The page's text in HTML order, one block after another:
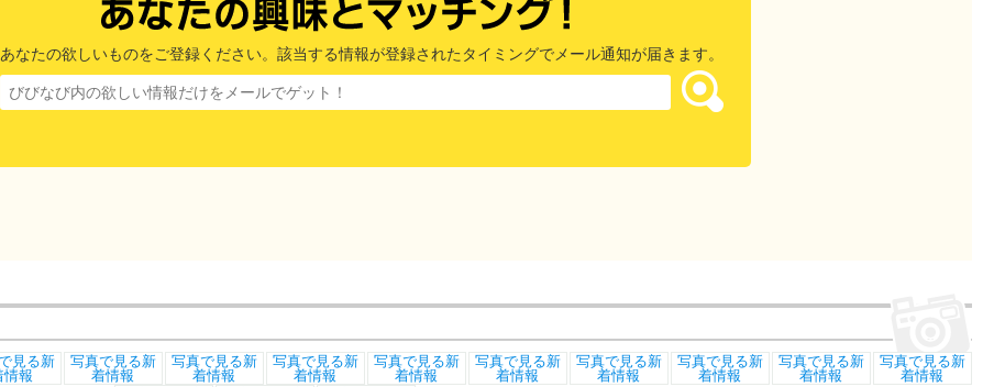
あなたの欲しいものをご登録ください。該当する情報が登録されたタイミングでメール通知が届きます。